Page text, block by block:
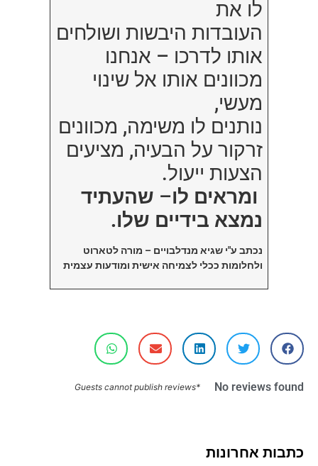
כתבות אחרונות
לו את
העובדות היבשות ושולחים
אותו לדרכו – אנחנו
מכוונים אותו אל שינוי
מעשי,
נותנים לו משימה, מכוונים
זרקור על הבעיה, מציעים
הצעות ייעול.
ומראים לו– שהעתיד
נמצא בידיים שלו.
נכתב ע"י שגיא מנדלבויים – מורה לטארוט
ולחלומות ככלי לצמיחה אישית ומודעות עצמית
No reviews found
*Guests cannot publish reviews